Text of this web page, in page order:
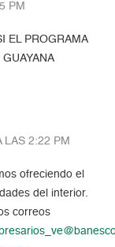
PM
EL PROGRAMA
LAS 2:22 PM
ofreciendo el
del interior.
correos